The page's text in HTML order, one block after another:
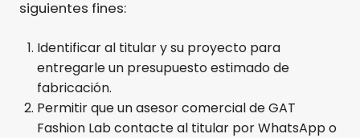
siguientes fines:
Identificar al titular y su proyecto para
entregarle un presupuesto estimado de
fabricación.
Permitir que un asesor comercial de GAT
Fashion Lab contacte al titular por WhatsApp o